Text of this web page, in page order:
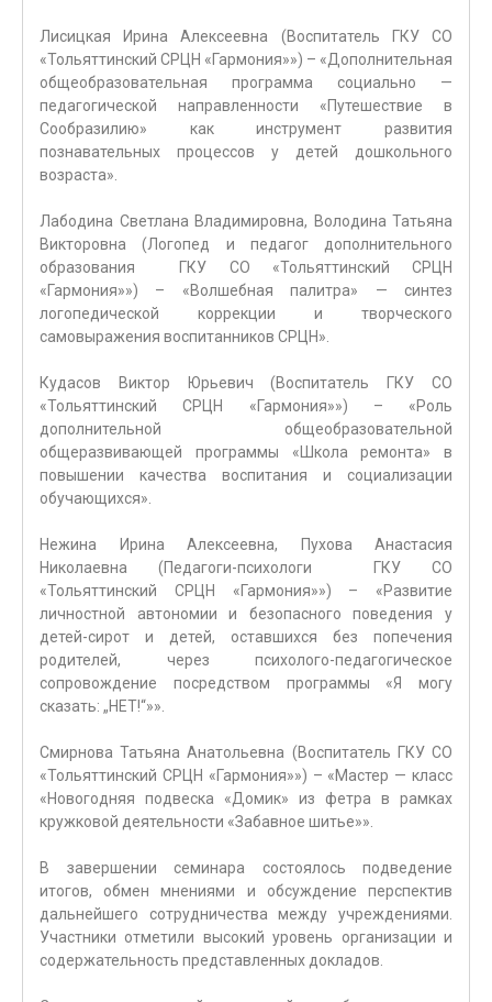
Лисицкая Ирина Алексеевна (Воспитатель ГКУ СО
«Тольяттинский СРЦН «Гармония»») – «Дополнительная
общеобразовательная программа социально —
педагогической направленности «Путешествие в
Сообразилию» как инструмент развития
познавательных процессов у детей дошкольного
возраста».
Лабодина Светлана Владимировна, Володина Татьяна
Викторовна (Логопед и педагог дополнительного
образования ГКУ СО «Тольяттинский СРЦН
«Гармония»») – «Волшебная палитра» — синтез
логопедической коррекции и творческого
самовыражения воспитанников СРЦН».
Кудасов Виктор Юрьевич (Воспитатель ГКУ СО
«Тольяттинский СРЦН «Гармония»») – «Роль
дополнительной общеобразовательной
общеразвивающей программы «Школа ремонта» в
повышении качества воспитания и социализации
обучающихся».
Нежина Ирина Алексеевна, Пухова Анастасия
Николаевна (Педагоги-психологи ГКУ СО
«Тольяттинский СРЦН «Гармония»») – «Развитие
личностной автономии и безопасного поведения у
детей-сирот и детей, оставшихся без попечения
родителей, через психолого-педагогическое
сопровождение посредством программы «Я могу
сказать: „НЕТ!“»».
Смирнова Татьяна Анатольевна (Воспитатель ГКУ СО
«Тольяттинский СРЦН «Гармония»») – «Мастер — класс
«Новогодняя подвеска «Домик» из фетра в рамках
кружковой деятельности «Забавное шитье»».
В завершении семинара состоялось подведение
итогов, обмен мнениями и обсуждение перспектив
дальнейшего сотрудничества между учреждениями.
Участники отметили высокий уровень организации и
содержательность представленных докладов.